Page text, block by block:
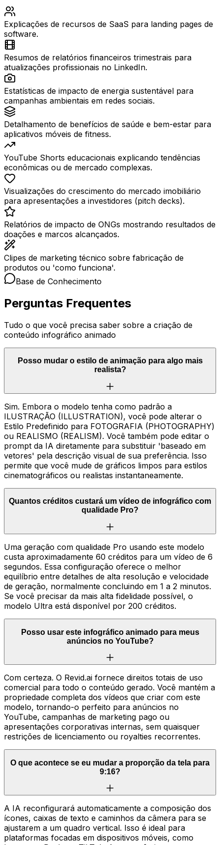
Explicações de recursos de SaaS para landing pages de
software.
Resumos de relatórios financeiros trimestrais para
atualizações profissionais no LinkedIn.
Estatísticas de impacto de energia sustentável para
campanhas ambientais em redes sociais.
Detalhamento de benefícios de saúde e bem-estar para
aplicativos móveis de fitness.
YouTube Shorts educacionais explicando tendências
econômicas ou de mercado complexas.
Visualizações do crescimento do mercado imobiliário
para apresentações a investidores (pitch decks).
Relatórios de impacto de ONGs mostrando resultados de
doações e marcos alcançados.
Clipes de marketing técnico sobre fabricação de
produtos ou 'como funciona'.
Base de Conhecimento
Perguntas Frequentes
Tudo o que você precisa saber sobre a criação de
conteúdo infográfico animado
Posso mudar o estilo de animação para algo mais
realista?
Sim. Embora o modelo tenha como padrão a
ILUSTRAÇÃO (ILLUSTRATION), você pode alterar o
Estilo Predefinido para FOTOGRAFIA (PHOTOGRAPHY)
ou REALISMO (REALISM). Você também pode editar o
prompt da IA diretamente para substituir 'baseado em
vetores' pela descrição visual de sua preferência. Isso
permite que você mude de gráficos limpos para estilos
cinematográficos ou realistas instantaneamente.
Quantos créditos custará um vídeo de infográfico com
qualidade Pro?
Uma geração com qualidade Pro usando este modelo
custa aproximadamente 60 créditos para um vídeo de 6
segundos. Essa configuração oferece o melhor
equilíbrio entre detalhes de alta resolução e velocidade
de geração, normalmente concluindo em 1 a 2 minutos.
Se você precisar da mais alta fidelidade possível, o
modelo Ultra está disponível por 200 créditos.
Posso usar este infográfico animado para meus
anúncios no YouTube?
Com certeza. O Revid.ai fornece direitos totais de uso
comercial para todo o conteúdo gerado. Você mantém a
propriedade completa dos vídeos que criar com este
modelo, tornando-o perfeito para anúncios no
YouTube, campanhas de marketing pago ou
apresentações corporativas internas, sem quaisquer
restrições de licenciamento ou royalties recorrentes.
O que acontece se eu mudar a proporção da tela para
9:16?
A IA reconfigurará automaticamente a composição dos
ícones, caixas de texto e caminhos da câmera para se
ajustarem a um quadro vertical. Isso é ideal para
plataformas focadas em dispositivos móveis, como